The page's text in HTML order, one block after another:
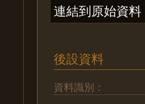
連結到原始資料
後設資料
資料識別：